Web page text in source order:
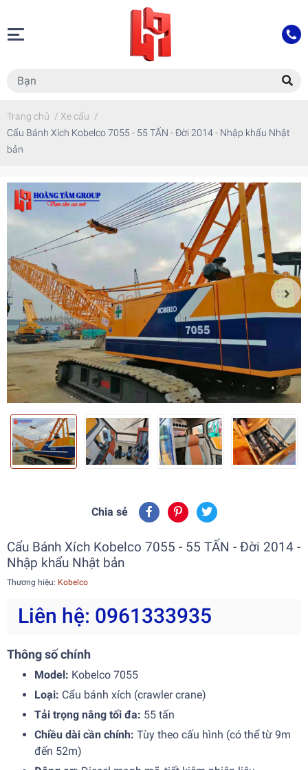
Trang chủ / Xe cẩu /
Cẩu Bánh Xích Kobelco 7055 - 55 TẤN - Đời 2014 - Nhập khẩu Nhật
bản
Chia sẻ
Cẩu Bánh Xích Kobelco 7055 - 55 TẤN - Đời 2014 -
Nhập khẩu Nhật bản
Thương hiệu: Kobelco
Liên hệ: 0961333935
Thông số chính
Model: Kobelco 7055
Loại: Cẩu bánh xích (crawler crane)
Tải trọng nâng tối đa: 55 tấn
Chiều dài cần chính: Tùy theo cấu hình (có thể từ 9m
đến 52m)